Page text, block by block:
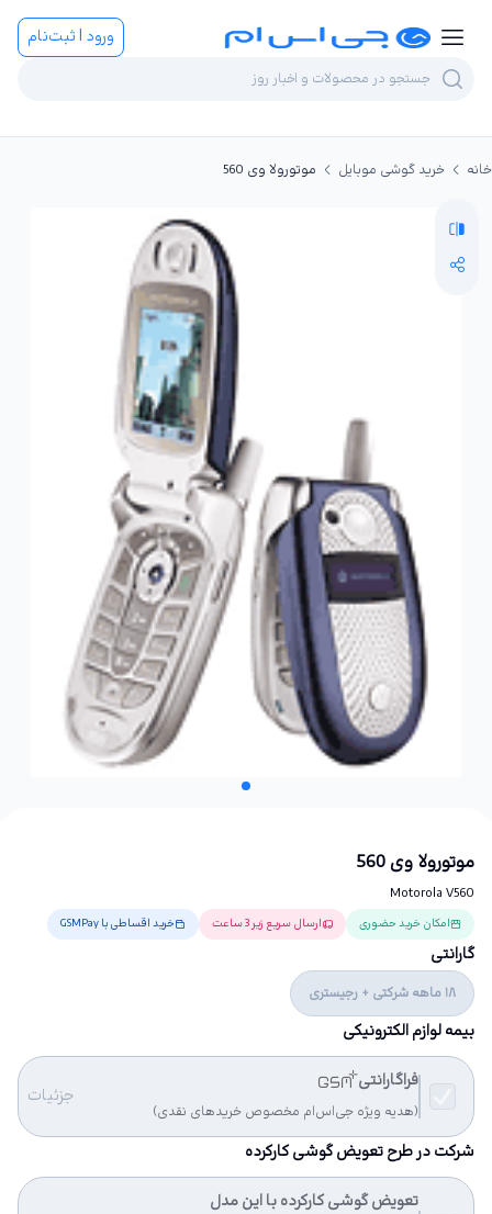
ورود | ثبت‌نام
خانه خرید گوشی موبایل موتورولا وی 560
موتورولا وی 560
Motorola V560
امکان خرید حضوری ارسال سریع زیر 3 ساعت خرید اقساطی با GSMPay
گارانتی
18 ماهه شرکتی + رجیستری
بیمه لوازم الکترونیکی
فراگارانتی
(هدیه ویژه جی‌اس‌ام مخصوص خریدهای نقدی)
جزئیات
شرکت در طرح تعویض گوشی کارکرده
تعویض گوشی کارکرده با این مدل